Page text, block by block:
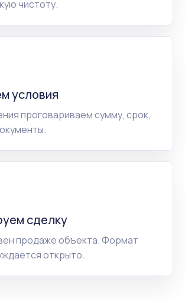
чистоту.
условия
проговариваем сумму, срок,
сделку
продаже объекта. Формат
открыто.